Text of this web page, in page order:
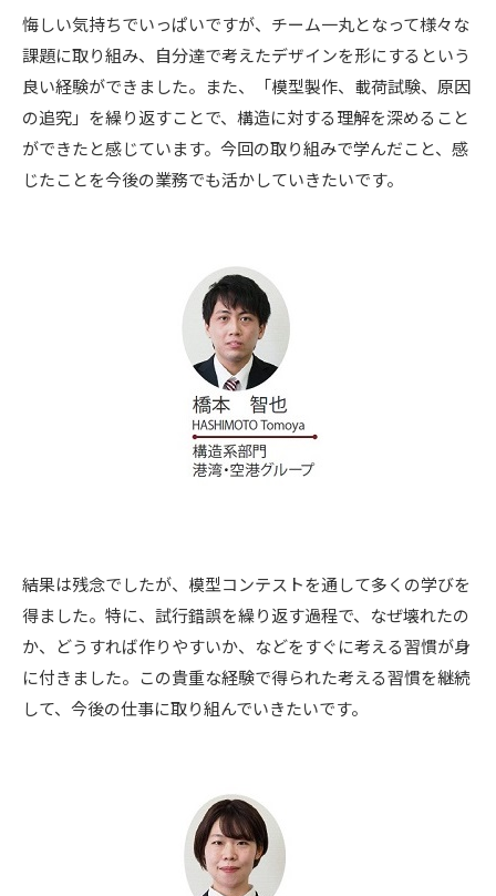
悔しい気持ちでいっぱいですが、チーム一丸となって様々な
課題に取り組み、自分達で考えたデザインを形にするという
良い経験ができました。また、「模型製作、載荷試験、原因
の追究」を繰り返すことで、構造に対する理解を深めること
ができたと感じています。今回の取り組みで学んだこと、感
じたことを今後の業務でも活かしていきたいです。
結果は残念でしたが、模型コンテストを通して多くの学びを
得ました。特に、試行錯誤を繰り返す過程で、なぜ壊れたの
か、どうすれば作りやすいか、などをすぐに考える習慣が身
に付きました。この貴重な経験で得られた考える習慣を継続
して、今後の仕事に取り組んでいきたいです。